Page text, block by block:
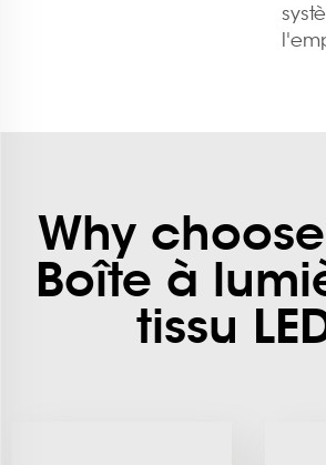
Why
Boîte à
tissu